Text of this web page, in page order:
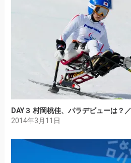
DAY３ 村岡桃佳、パラデビューは？
2014年3月11日